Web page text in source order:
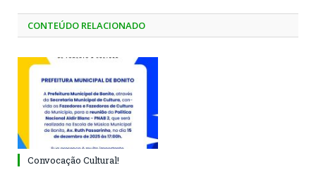
CONTEÚDO RELACIONADO
Convocação Cultural!